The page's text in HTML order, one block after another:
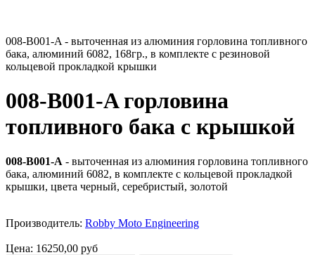
008-B001-A - выточенная из алюминия горловина топливного
бака, алюминий 6082, 168гр., в комплекте с резиновой
кольцевой прокладкой крышки
008-B001-A горловина
топливного бака с крышкой
008-B001-A - выточенная из алюминия горловина топливного
бака, алюминий 6082, в комплекте с кольцевой прокладкой
крышки, цвета черный, серебристый, золотой
Производитель: Robby Moto Engineering
Цена: 16250,00 руб